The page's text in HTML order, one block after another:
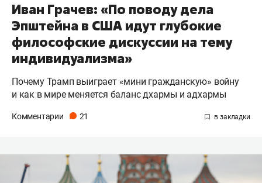
Иван Грачев: «По поводу дела
Эпштейна в США идут глубокие
философские дискуссии на тему
индивидуализма»
Почему Трамп выиграет «мини гражданскую» войну
и как в мире меняется баланс дхармы и адхармы
Комментарии 21